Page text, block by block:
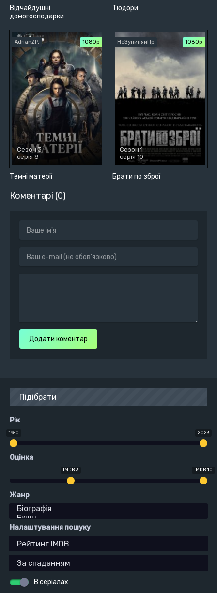
Відчайдушні
домогосподарки
Тюдори
Темні матерії
AdrianZP, 1080p
Сезон 3
серія 8
Брати по зброї
НеЗупиняйПр 1080p
Сезон 1
серія 10
Коментарі (0)
Додати коментар
Підібрати
Рік
1950 2023
Оцінка
IMDB 3 IMDB 10
Жанр
Налаштування пошуку
В серіалах